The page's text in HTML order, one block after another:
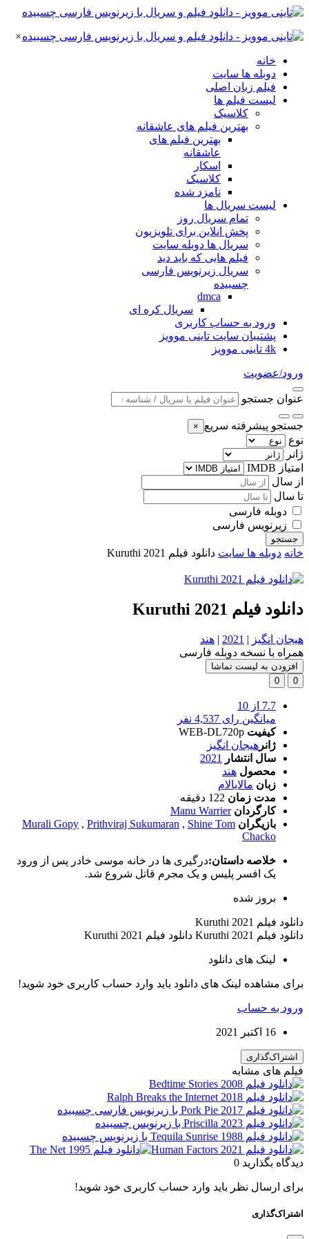
×
خانه
دوبله ها سایت
فیلم زبان اصلی
لیست فیلم ها
کلاسیک
بهترین فیلم های عاشقانه
بهترین فیلم های
عاشقانه
اسکار
کلاسیک
نامزد شده
لیست سریال ها
تمام سریال روز
پخش انلاین برای تلویزیون
سریال ها دوبله سایت
فیلم هایی که باید دید
سریال زیرنویس فارسی
چسبیده
dmca
سریال کره ای
ورود به حساب کاربری
پشتیبان سایت تاینی موویز
4k تاینی موویز
ورود/عضویت
عنوان جستجو
جستجو پیشرفته سریع ×
نوع
ژانر
امتیاز IMDB
از سال
تا سال
دوبله فارسی
زیرنویس فارسی
جستجو
خانه دوبله ها سایت دانلود فیلم Kuruthi 2021
دانلود فیلم Kuruthi 2021
هیجان انگیز |
2021
| هند
همراه با نسخه دوبله فارسی
افزودن به لیست تماشا
0
0
7.7 از 10
میانگین رای 4,537 نفر
کیفیت WEB-DL720p
ژانر هیجان انگیز
سال انتشار
2021
محصول هند
زبان مالایالام
مدت زمان 122 دقیقه
کارگردانManu Warrier
بازیگران
Murali Gopy , Prithviraj Sukumaran , Shine Tom
Chacko
خلاصه داستان:درگیری ها در خانه موسی خادر پس از ورود
یک افسر پلیس و یک مجرم قاتل شروع شد.
بروز‌ شده
دانلود فیلم Kuruthi 2021
دانلود فیلم Kuruthi 2021 دانلود فیلم Kuruthi 2021
لینک های دانلود
برای مشاهده لینک های دانلود باید وارد حساب کاربری خود شوید!
ورود به حساب
16 اکتبر 2021
اشتراک‌گذاری
فیلم های مشابه
دیدگاه بگذارید 0
برای ارسال نظر باید وارد حساب کاربری خود شوید!
اشتراک‌گذاری